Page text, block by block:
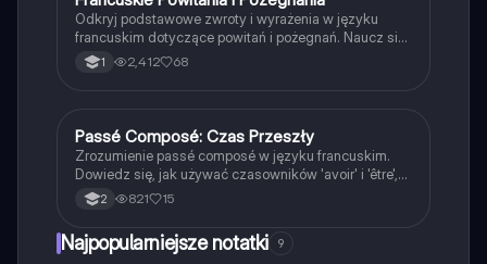
Odkryj podstawowe zwroty i wyrażenia w języku
francuskim dotyczące powitań i pożegnań. Naucz się,
jak się przedstawiać, pytać o samopoczucie oraz
odpowiadać na te pytania. Idealne dla
1 2,412 68
Język francuski
Passé Composé: Czas Przeszły
Zrozumienie passé composé w języku francuskim.
Dowiedz się, jak używać czasowników 'avoir' i 'être',
oraz poznaj zasady tworzenia formy przeszłej.
Idealne dla uczniów przygotowujących się do
czasowniki oraz przykłady użycia.
2 821 15
Najpopularniejsze notatki 9